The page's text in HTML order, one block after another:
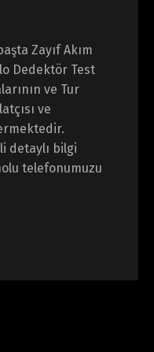
Zayıf Akım
Dedektör Test
ve Tur
ve
detaylı bilgi
telefonumuzu